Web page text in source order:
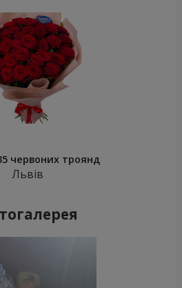
червоних троянд
Львів